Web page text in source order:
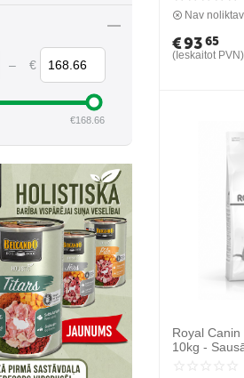
Nav
€9365
(Ieskaitot PVN)
Royal
10kg -
– €
€168.66